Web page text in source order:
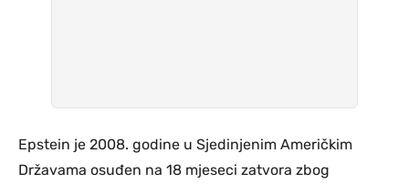
Epstein je 2008. godine u Sjedinjenim Američkim
Državama osuđen na 18 mjeseci zatvora zbog